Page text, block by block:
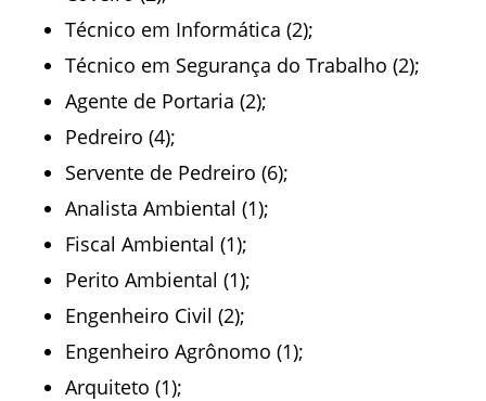
Técnico em Informática (2);
Técnico em Segurança do Trabalho (2);
Agente de Portaria (2);
Pedreiro (4);
Servente de Pedreiro (6);
Analista Ambiental (1);
Fiscal Ambiental (1);
Perito Ambiental (1);
Engenheiro Civil (2);
Engenheiro Agrônomo (1);
Arquiteto (1);